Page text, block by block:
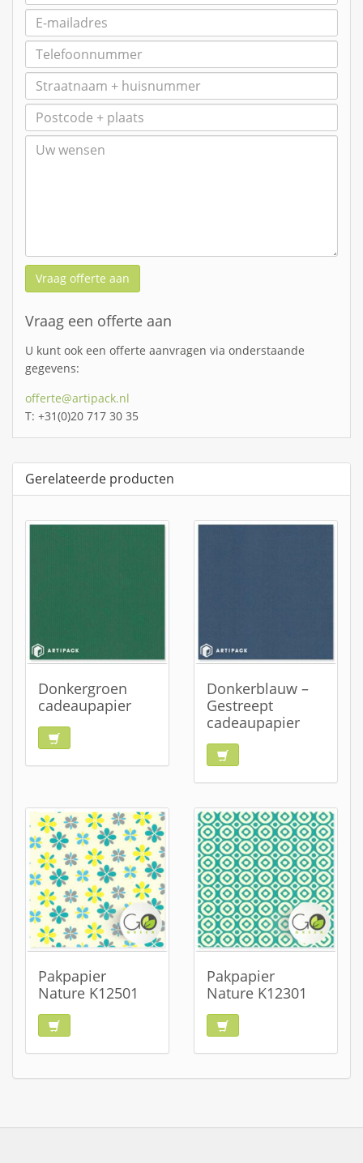
Vraag offerte aan
Vraag een offerte aan
U kunt ook een offerte aanvragen via onderstaande
gegevens:
offerte@artipack.nl
T: +31(0)20 717 30 35
Gerelateerde producten
Donkergroen
cadeaupapier
Donkerblauw –
Gestreept
cadeaupapier
Pakpapier
Nature K12501
Pakpapier
Nature K12301